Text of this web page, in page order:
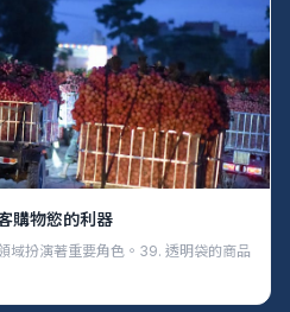
購物慾的利器
域扮演著重要角色。39. 透明袋的商品